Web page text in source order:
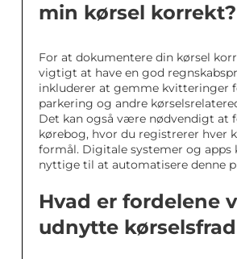
min kørsel korrekt?
For at dokumentere din kørsel
vigtigt at have en god
inkluderer at gemme kvitteringer
parkering og andre
Det kan også være nødvendigt at
kørebog, hvor du registrerer hver
formål. Digitale systemer og apps
nyttige til at automatisere denne
Hvad er fordelene
udnytte